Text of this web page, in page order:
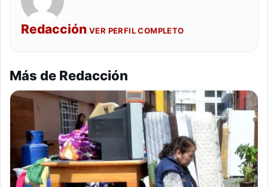
Redacción VER PERFIL COMPLETO
Más de Redacción